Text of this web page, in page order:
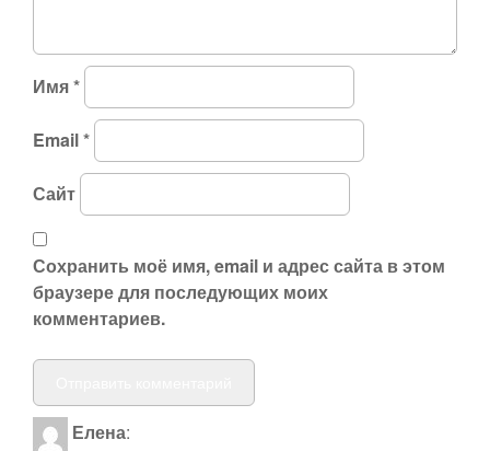
Имя*
Email*
Сайт
Сохранить моё имя, email и адрес сайта в этом
браузере для последующих моих
комментариев.
Елена: